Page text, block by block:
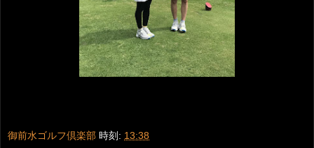
御前水ゴルフ倶楽部 時刻: 13:38